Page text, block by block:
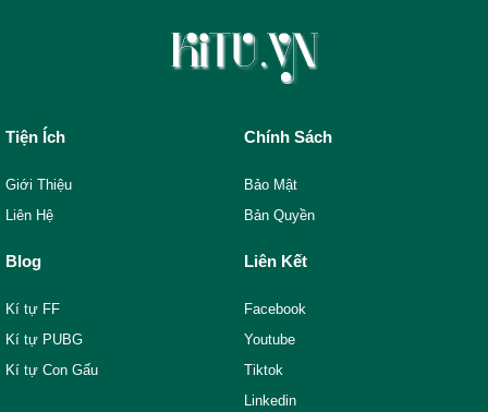
Tiện Ích
Giới Thiệu
Liên Hệ
Chính Sách
Bảo Mật
Bản Quyền
Blog
Kí tự FF
Kí tự PUBG
Kí tự Con Gấu
Liên Kết
Facebook
Youtube
Tiktok
Linkedin